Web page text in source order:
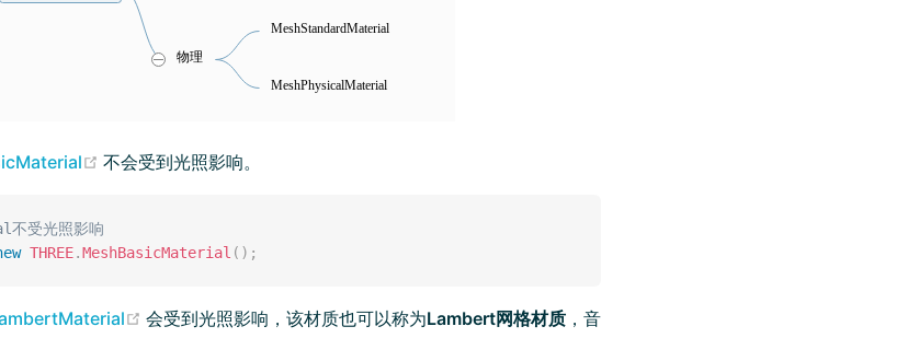
(opens new window)
不会受到光照影响。
受光照影响
THREE.MeshBasicMaterial ( ) ;
(opens new window)
会受到光照影响，该材质也可以称为Lambert网格材质，音